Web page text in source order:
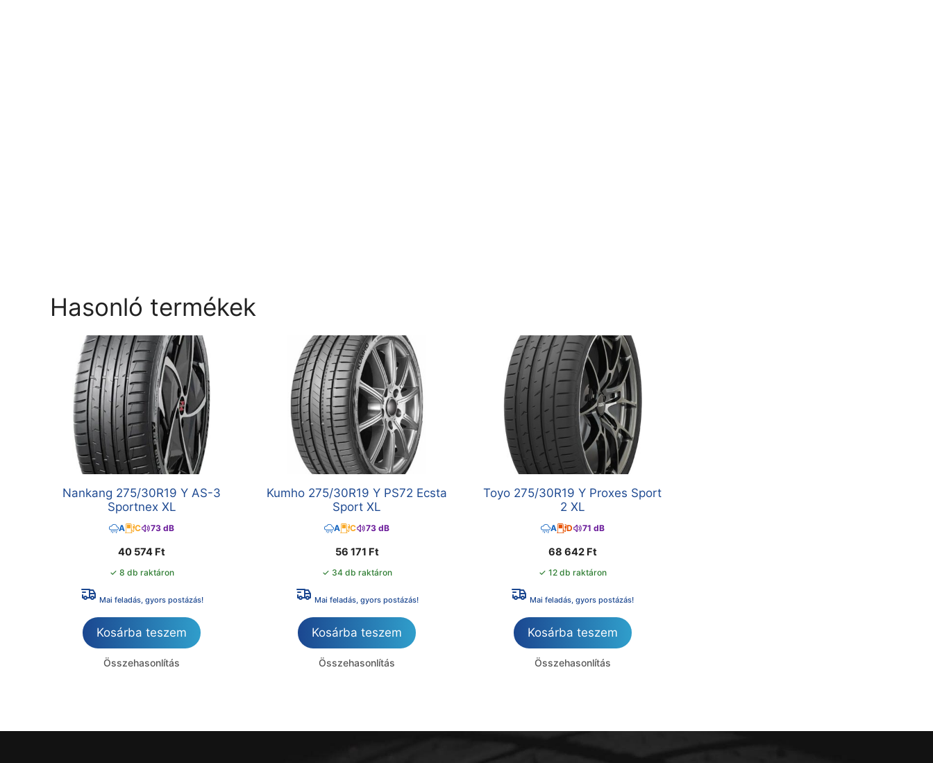
Hasonló termékek
Nankang 275/30R19 Y AS-3
Sportnex XL
A C 73 dB
40 574 Ft
✓ 8 db raktáron
Mai feladás, gyors postázás!
Kosárba teszem
Összehasonlítás
Kumho 275/30R19 Y PS72 Ecsta
Sport XL
A C 73 dB
56 171 Ft
✓ 34 db raktáron
Mai feladás, gyors postázás!
Kosárba teszem
Összehasonlítás
Toyo 275/30R19 Y Proxes Sport
2 XL
A D 71 dB
68 642 Ft
✓ 12 db raktáron
Mai feladás, gyors postázás!
Kosárba teszem
Összehasonlítás